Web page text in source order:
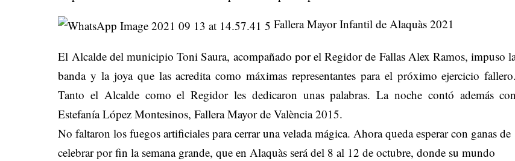
Fallera Mayor Infantil de Alaquàs 2021
El Alcalde del municipio Toni Saura, acompañado por el Regidor de Fallas Alex Ramos, impuso
banda y la joya que las acredita como máximas representantes para el próximo ejercicio fallero.
Tanto el Alcalde como el Regidor les dedicaron unas palabras. La noche contó además con
Estefanía López Montesinos, Fallera Mayor de València 2015.
No faltaron los fuegos artificiales para cerrar una velada mágica. Ahora queda esperar con ganas de
celebrar por fin la semana grande, que en Alaquàs será del 8 al 12 de octubre, donde su mundo